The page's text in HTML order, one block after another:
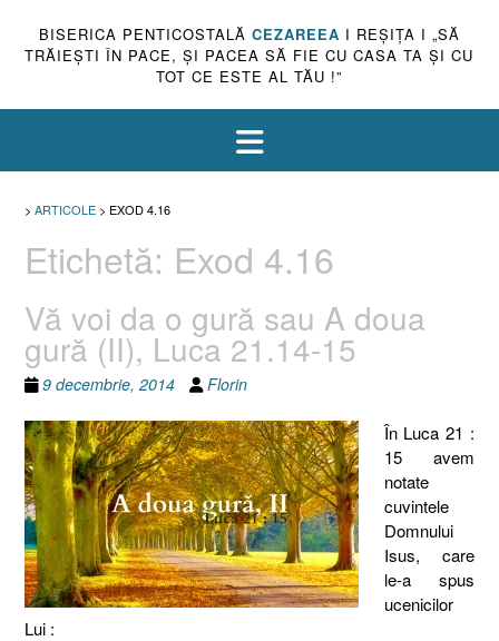
BISERICA PENTICOSTALĂ CEZAREEA I REŞIŢA I „SĂ
TRĂIEŞTI ÎN PACE, ŞI PACEA SĂ FIE CU CASA TA ŞI CU
TOT CE ESTE AL TĂU !”
> ARTICOLE > EXOD 4.16
Etichetă: Exod 4.16
Vă voi da o gură sau A doua
gură (II), Luca 21.14-15
9 decembrie, 2014 Florin
În Luca 21 :
15 avem
notate
cuvintele
Domnului
Isus, care
le-a spus
ucenicilor
Lui :